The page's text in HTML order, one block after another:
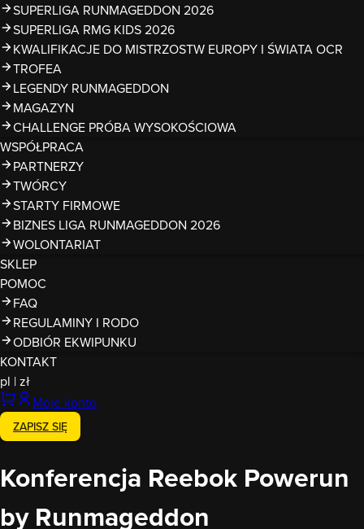
SUPERLIGA RUNMAGEDDON 2026
SUPERLIGA RMG KIDS 2026
KWALIFIKACJE DO MISTRZOSTW EUROPY I ŚWIATA OCR
TROFEA
LEGENDY RUNMAGEDDON
MAGAZYN
CHALLENGE PRÓBA WYSOKOŚCIOWA
WSPÓŁPRACA
PARTNERZY
TWÓRCY
STARTY FIRMOWE
BIZNES LIGA RUNMAGEDDON 2026
WOLONTARIAT
SKLEP
POMOC
FAQ
REGULAMINY I RODO
ODBIÓR EKWIPUNKU
KONTAKT
pl |zł
Moje konto
ZAPISZ SIĘ
Konferencja Reebok Powerun
by Runmageddon